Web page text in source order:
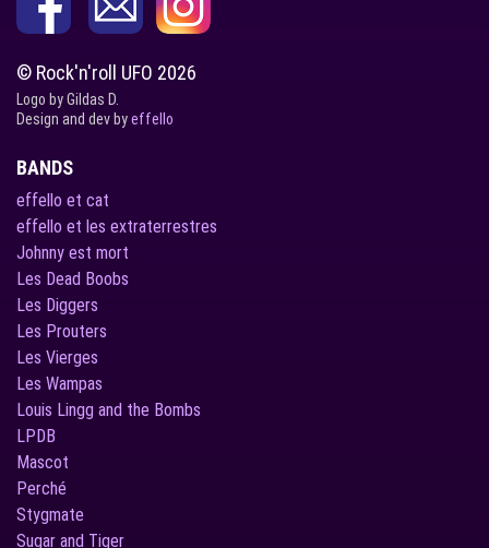
© Rock'n'roll UFO 2026
Logo by Gildas D.
Design and dev byeffello
BANDS
effello et cat
effello et les extraterrestres
Johnny est mort
Les Dead Boobs
Les Diggers
Les Prouters
Les Vierges
Les Wampas
Louis Lingg and the Bombs
LPDB
Mascot
Perché
Stygmate
Sugar and Tiger